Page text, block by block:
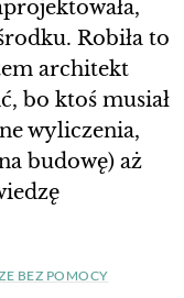
Robiła to
architekt
bo ktoś musiał
wyliczenia,
budowę) aż
BEZ POMOCY